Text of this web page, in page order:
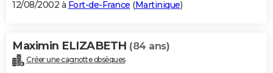
12/08/2002 à Fort-de-France (Martinique)
Maximin ELIZABETH (84 ans)
Créer une cagnotte obsèques